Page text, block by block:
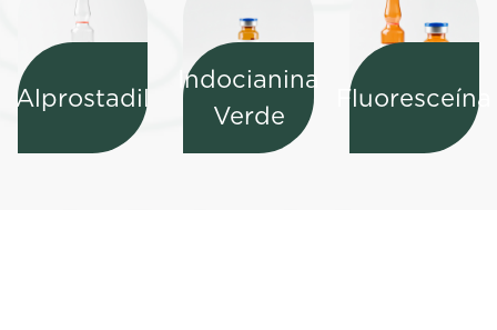
Alprostadil
Indocianina
Verde
Fluoresceína